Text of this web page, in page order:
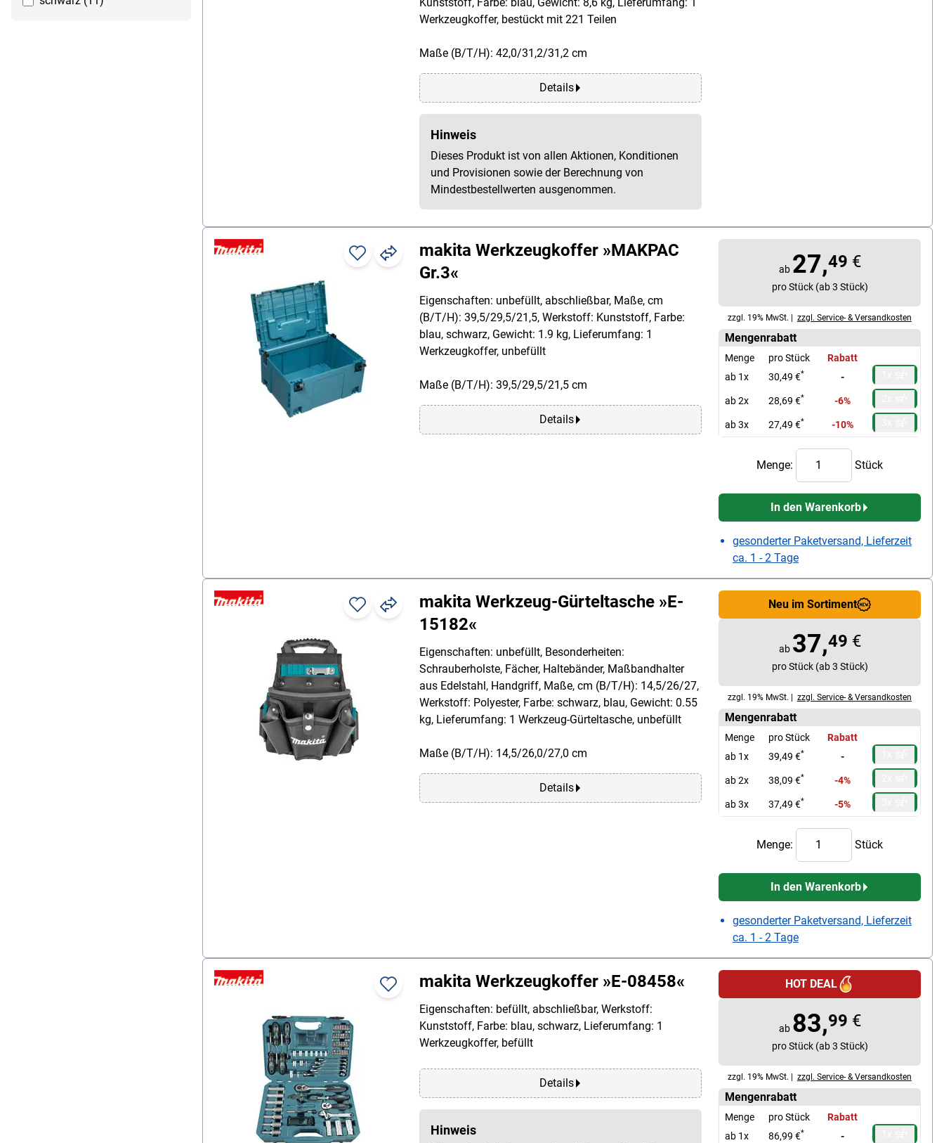
Werkzeugkoffer, bestückt mit 221 Teilen
Maße (B/T/H): 42,0/31,2/31,2 cm
Details
Hinweis
Dieses Produkt ist von allen Aktionen, Konditionen
und Provisionen sowie der Berechnung von
Mindestbestellwerten ausgenommen.
makita Werkzeugkoffer »MAKPAC
Gr.3«
Eigenschaften: unbefüllt, abschließbar, Maße, cm
(B/T/H): 39,5/29,5/21,5, Werkstoff: Kunststoff, Farbe:
blau, schwarz, Gewicht: 1.9 kg, Lieferumfang: 1
Werkzeugkoffer, unbefüllt
Maße (B/T/H): 39,5/29,5/21,5 cm
Details
ab 27,49 €
pro Stück (ab 3 Stück)
zzgl. 19% MwSt. | zzgl. Service- & Versandkosten
Mengenrabatt
Menge pro Stück
Rabatt
ab 1x
30,49 €* -
ab 2x 28,69 €* -6%
ab 3x 27,49 €* -10%
Menge: Stück
In den Warenkorb
gesonderter Paketversand, Lieferzeit
ca. 1 - 2 Tage
makita Werkzeug-Gürteltasche »E-
15182«
Eigenschaften: unbefüllt, Besonderheiten:
Schrauberholste, Fächer, Haltebänder, Maßbandhalter
aus Edelstahl, Handgriff, Maße, cm (B/T/H): 14,5/26/27,
Werkstoff: Polyester, Farbe: schwarz, blau, Gewicht: 0.55
kg, Lieferumfang: 1 Werkzeug-Gürteltasche, unbefüllt
Maße (B/T/H): 14,5/26,0/27,0 cm
Details
Neu im Sortiment
ab 37,49 €
pro Stück (ab 3 Stück)
zzgl. 19% MwSt. | zzgl. Service- & Versandkosten
Mengenrabatt
Menge pro Stück
Rabatt
ab 1x
39,49 €* -
ab 2x 38,09 €* -4%
ab 3x 37,49 €* -5%
Menge: Stück
In den Warenkorb
gesonderter Paketversand, Lieferzeit
ca. 1 - 2 Tage
makita Werkzeugkoffer »E-08458«
Eigenschaften: befüllt, abschließbar, Werkstoff:
Kunststoff, Farbe: blau, schwarz, Lieferumfang: 1
Werkzeugkoffer, befüllt
Details
Hinweis
HOT DEAL
ab 83,99 €
pro Stück (ab 3 Stück)
zzgl. 19% MwSt. | zzgl. Service- & Versandkosten
Mengenrabatt
Menge pro Stück
Rabatt
ab 1x
86,99 €* -